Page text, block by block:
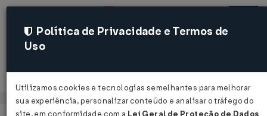
Acessar
Política de Privacidade e Termos de
Uso
Utilizamos cookies e tecnologias semelhantes para melhorar
sua experiência, personalizar conteúdo e analisar o tráfego do
site, em conformidade com a Lei Geral de Proteção de Dados